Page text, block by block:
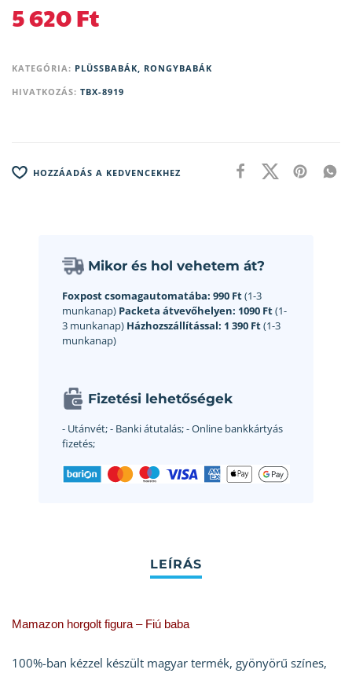
5 620Ft
KATEGÓRIA: PLÜSSBABÁK, RONGYBABÁK
HIVATKOZÁS: TBX-8919
HOZZÁADÁS A KEDVENCEKHEZ
Mikor és hol vehetem át?
Foxpost csomagautomatába: 990 Ft(1-3
munkanap) Packeta átvevőhelyen: 1090 Ft(1-
3 munkanap) Házhozszállítással: 1 390 Ft(1-3
munkanap)
Fizetési lehetőségek
- Utánvét;- Banki átutalás;- Online bankkártyás
fizetés;
Mamazon horgolt figura – Fiú baba
100%-ban kézzel készült magyar termék, gyönyörű színes,